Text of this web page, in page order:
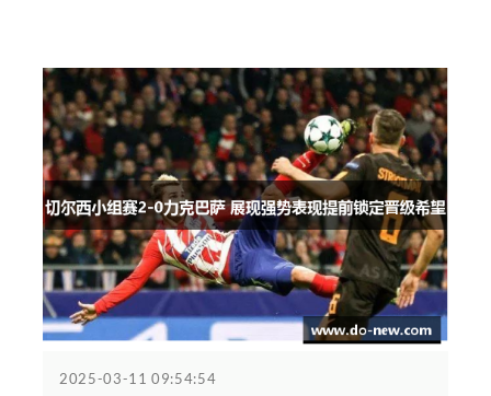
2025-03-11 09:54:54